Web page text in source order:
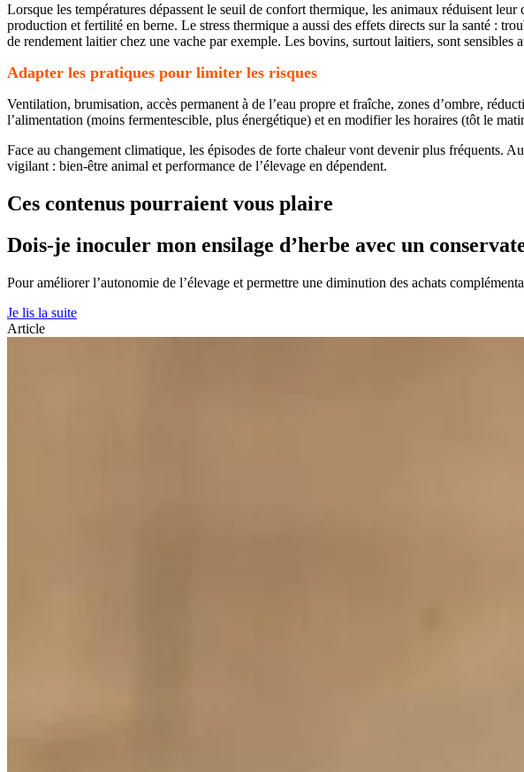
Lorsque les températures dépassent le seuil de confort thermique, les animaux réduisent
production et fertilité en berne. Le stress thermique a aussi des effets directs sur la santé :
de rendement laitier chez une vache par exemple. Les bovins, surtout laitiers, sont sensibles
Adapter les pratiques pour limiter les risques
Ventilation, brumisation, accès permanent à de l’eau propre et fraîche, zones d’ombre,
l’alimentation (moins fermentescible, plus énergétique) et en modifier les horaires (tôt le
Face au changement climatique, les épisodes de forte chaleur vont devenir plus fréquents.
vigilant : bien-être animal et performance de l’élevage en dépendent.
Ces contenus pourraient vous plaire
Dois-je inoculer mon ensilage d’herbe avec un
Pour améliorer l’autonomie de l’élevage et permettre une diminution des achats
Je lis la suite
Article